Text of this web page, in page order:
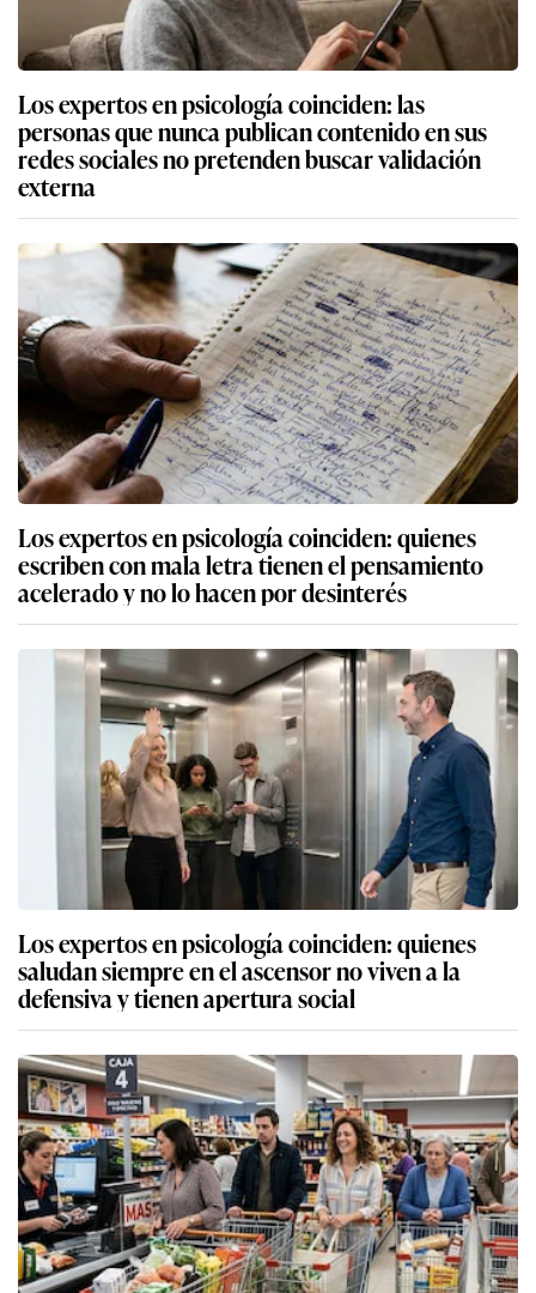
Los expertos en psicología coinciden: las
personas que nunca publican contenido en sus
redes sociales no pretenden buscar validación
externa
Los expertos en psicología coinciden: quienes
escriben con mala letra tienen el pensamiento
acelerado y no lo hacen por desinterés
Los expertos en psicología coinciden: quienes
saludan siempre en el ascensor no viven a la
defensiva y tienen apertura social